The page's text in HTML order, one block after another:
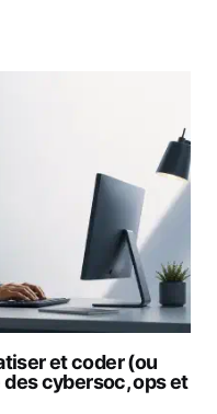
et coder (ou
cybersoc, ops et